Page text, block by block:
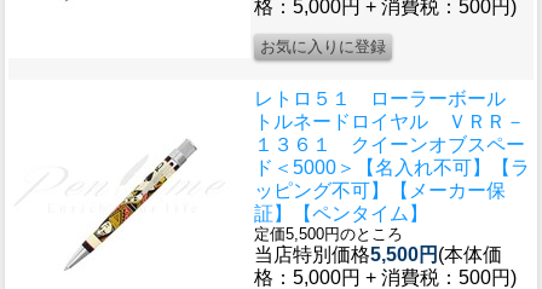
格：5,000円 + 消費税：500円)
レトロ５１ ローラーボール
トルネードロイヤル ＶＲＲ－
１３６１ クイーンオブスペー
ド＜5000＞【名入れ不可】【ラ
ッピング不可】【メーカー保
証】【ペンタイム】
定価5,500円のところ
当店特別価格5,500円 (本体価
格：5,000円 + 消費税：500円)